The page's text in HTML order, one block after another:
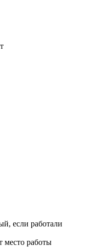
если работали
место работы